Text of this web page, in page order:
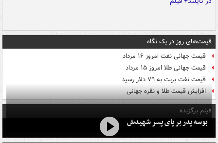
قیمت‌های روز در یک نگاه
قیمت جهانی نفت امروز ۱۶ مرداد
قیمت جهانی طلا امروز ۱۵ مرداد
قیمت نفت برنت به ۷۹ دلار رسید
افزایش قیمت طلا و نقره جهانی
فیلم برگزیده
بوسه‌ پدر بر پای پسر شهیدش